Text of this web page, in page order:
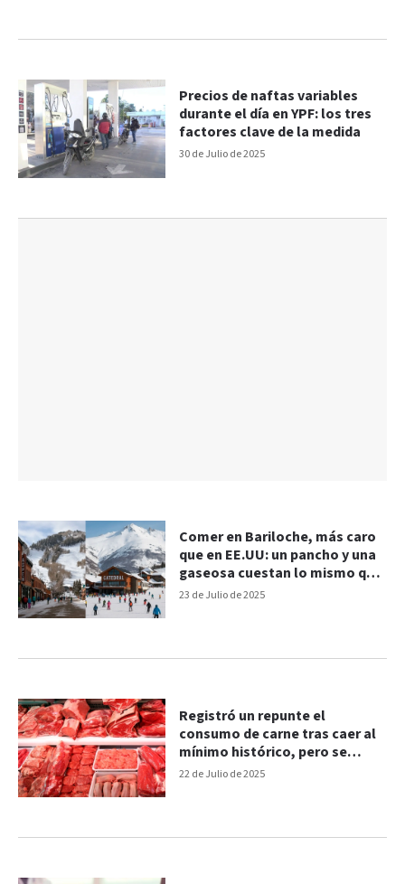
30 de Julio de 2025
Precios de naftas variables
durante el día en YPF: los tres
factores clave de la medida
23 de Julio de 2025
Comer en Bariloche, más caro
que en EE.UU: un pancho y una
gaseosa cuestan lo mismo que
en Aspen
22 de Julio de 2025
Registró un repunte el
consumo de carne tras caer al
mínimo histórico, pero se
mantiene bajo